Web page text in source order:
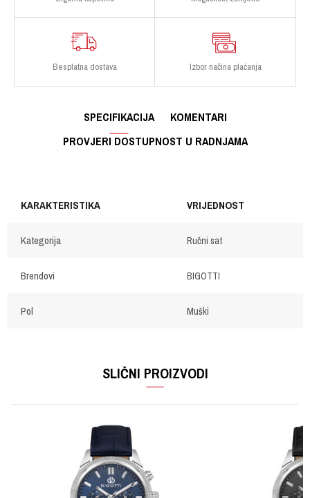
Besplatna dostava Izbor načina plaćanja
SPECIFIKACIJA
KOMENTARI
PROVJERI DOSTUPNOST U RADNJAMA
KARAKTERISTIKA VRIJEDNOST
Kategorija Ručni sat
Brendovi BIGOTTI
Pol Muški
SLIČNI PROIZVODI